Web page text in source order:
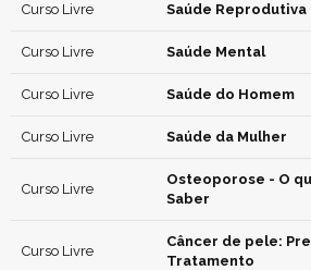
Curso Livre Saúde Reprodutiva
Curso Livre Saúde Mental
Curso Livre Saúde do Homem
Curso Livre Saúde da Mulher
Curso Livre
Osteoporose - O
Saber
Curso Livre
Câncer de pele:
Tratamento